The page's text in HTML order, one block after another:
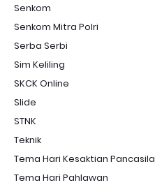
Senkom
Senkom Mitra Polri
Serba Serbi
Sim Keliling
SKCK Online
Slide
STNK
Teknik
Tema Hari Kesaktian Pancasila
Tema Hari Pahlawan